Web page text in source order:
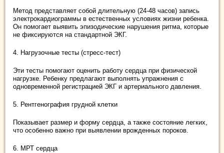
Метод представляет собой длительную (24-48 часов) запись
электрокардиограммы в естественных условиях жизни ребенка.
Он помогает выявить эпизодические нарушения ритма, которые
не фиксируются на стандартной ЭКГ.
4. Нагрузочные тесты (стресс-тест)
Эти тесты помогают оценить работу сердца при физической
нагрузке. Ребенку предлагают выполнять упражнения с
одновременной регистрацией ЭКГ и артериального давления.
5. Рентгенография грудной клетки
Показывает размер и форму сердца, а также состояние легких,
что особенно важно при выявлении врожденных пороков.
6. МРТ сердца